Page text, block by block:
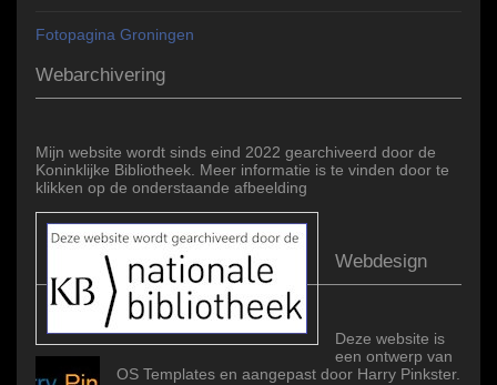
Fotopagina Groningen
Webarchivering
Mijn website wordt sinds eind 2022 gearchiveerd door de
Koninklijke Bibliotheek. Meer informatie is te vinden door te
klikken op de onderstaande afbeelding
Webdesign
Deze website is
een ontwerp van
OS Templates en aangepast door Harry Pinkster.